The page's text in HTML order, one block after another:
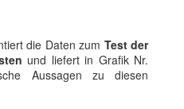
die Daten zum Test der
und liefert in Grafik Nr.
Aussagen zu diesen